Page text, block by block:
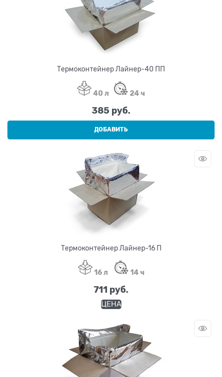
Термоконтейнер Лайнер-40 ПП
40 л 24 ч
385 руб.
ДОБАВИТЬ
Термоконтейнер Лайнер-16 П
16 л 14 ч
711 руб.
ЦЕНА